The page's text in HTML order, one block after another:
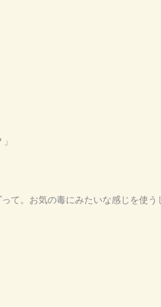
て。お気の毒にみたいな感じを使う